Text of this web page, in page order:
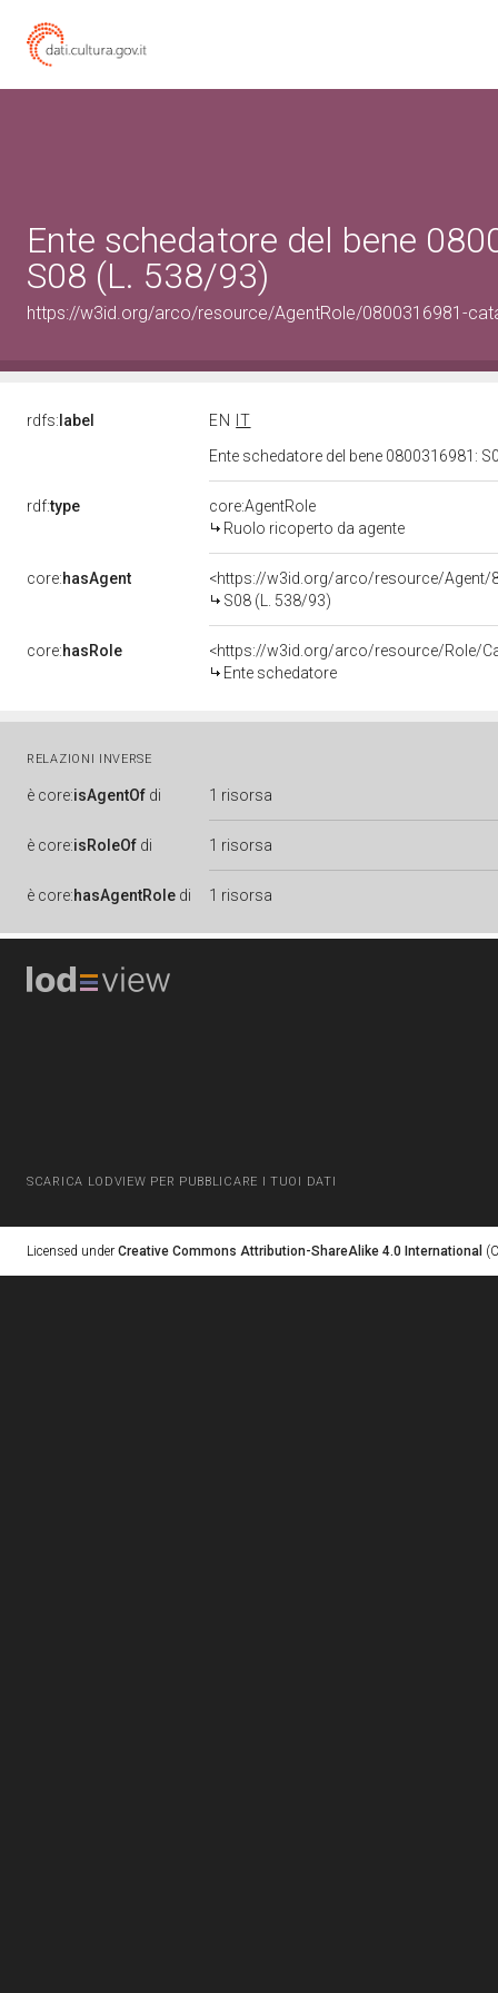
Ente schedatore del bene
S08 (L. 538/93)
https://w3id.org/arco/resource/AgentRole/0800316981-
rdfs: label EN
IT
Ente schedatore del bene 0800316981:
rdf:type
core:AgentRole
Ruolo ricoperto da agente
core:hasAgent
<https://w3id.org/arco/resource/Agent/
S08 (L. 538/93)
core:hasRole
<https://w3id.org/arco/resource/Role/
Ente schedatore
RELAZIONI INVERSE
è core:isAgentOf di 1 risorsa
è core:isRoleOf di 1 risorsa
è core:hasAgentRole di 1 risorsa
SCARICA LODVIEW PER PUBBLICARE I TUOI DATI
Licensed under Creative Commons Attribution-ShareAlike 4.0 International